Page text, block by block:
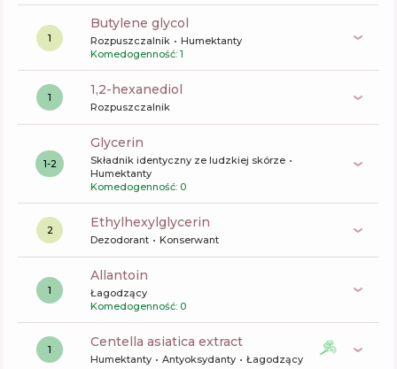
1
butylene glycol
Rozpuszczalnik
Humektanty
Komedogenność: 1
1 1,2-hexanediol
Rozpuszczalnik
1-2
glycerin
Składnik identyczny ze ludzkiej skórze
Humektanty
Komedogenność: 0
2 ethylhexylglycerin
Dezodorant Konserwant
1
allantoin
Łagodzący
Komedogenność: 0
1 centella asiatica extract
Humektanty Antyoksydanty Łagodzący